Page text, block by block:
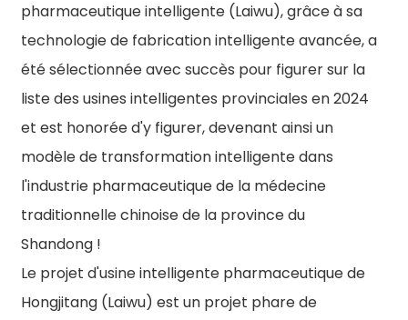
pharmaceutique intelligente (Laiwu), grâce à sa
technologie de fabrication intelligente avancée, a
été sélectionnée avec succès pour figurer sur la
liste des usines intelligentes provinciales en 2024
et est honorée d'y figurer, devenant ainsi un
modèle de transformation intelligente dans
l'industrie pharmaceutique de la médecine
traditionnelle chinoise de la province du
Shandong !
Le projet d'usine intelligente pharmaceutique de
Hongjitang (Laiwu) est un projet phare de